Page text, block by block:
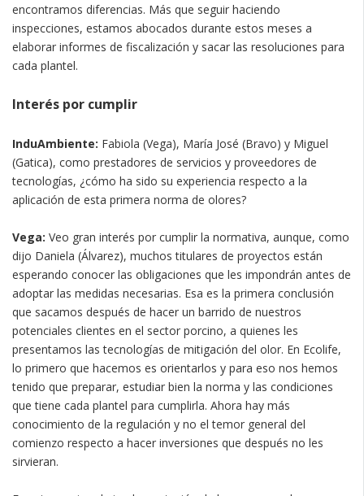
encontramos diferencias. Más que seguir haciendo
inspecciones, estamos abocados durante estos meses a
elaborar informes de fiscalización y sacar las resoluciones para
cada plantel.
Interés por cumplir
InduAmbiente: Fabiola (Vega), María José (Bravo) y Miguel
(Gatica), como prestadores de servicios y proveedores de
tecnologías, ¿cómo ha sido su experiencia respecto a la
aplicación de esta primera norma de olores?
Vega: Veo gran interés por cumplir la normativa, aunque, como
dijo Daniela (Álvarez), muchos titulares de proyectos están
esperando conocer las obligaciones que les impondrán antes de
adoptar las medidas necesarias. Esa es la primera conclusión
que sacamos después de hacer un barrido de nuestros
potenciales clientes en el sector porcino, a quienes les
presentamos las tecnologías de mitigación del olor. En Ecolife,
lo primero que hacemos es orientarlos y para eso nos hemos
tenido que preparar, estudiar bien la norma y las condiciones
que tiene cada plantel para cumplirla. Ahora hay más
conocimiento de la regulación y no el temor general del
comienzo respecto a hacer inversiones que después no les
sirvieran.